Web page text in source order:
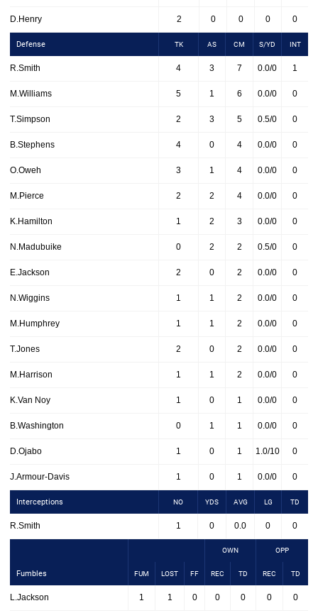
D.Henry 2 0 0 0 0
Defense TK AS CM S/YD INT
R.Smith 4 3 7 0.0/0 1
M.Williams 5 1 6 0.0/0 0
T.Simpson 2 3 5 0.5/0 0
B.Stephens 4 0 4 0.0/0 0
O.Oweh 3 1 4 0.0/0 0
M.Pierce 2 2 4 0.0/0 0
K.Hamilton 1 2 3 0.0/0 0
N.Madubuike 0 2 2 0.5/0 0
E.Jackson 2 0 2 0.0/0 0
N.Wiggins 1 1 2 0.0/0 0
M.Humphrey 1 1 2 0.0/0 0
T.Jones 2 0 2 0.0/0 0
M.Harrison 1 1 2 0.0/0 0
K.Van Noy 1 0 1 0.0/0 0
B.Washington 0 1 1 0.0/0 0
D.Ojabo 1 0 1 1.0/10 0
J.Armour-Davis 1 0 1 0.0/0 0
Interceptions NO YDS AVG LG TD
R.Smith 1 0 0.0 0 0
OWN OPP
Fumbles FUM LOST FF REC TD REC TD
L.Jackson 1 1 0 0 0 0 0